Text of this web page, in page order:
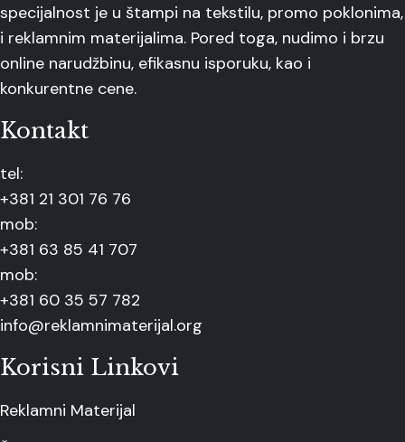
specijalnost je u štampi na tekstilu, promo poklonima,
i reklamnim materijalima. Pored toga, nudimo i brzu
online narudžbinu, efikasnu isporuku, kao i
konkurentne cene.
Kontakt
tel:
+381 21 301 76 76
mob:
+381 63 85 41 707
mob:
+381 60 35 57 782
info@reklamnimaterijal.org
Korisni Linkovi
Reklamni Materijal